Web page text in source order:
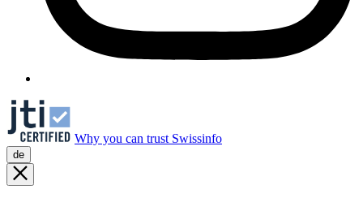
Why you can trust Swissinfo
de